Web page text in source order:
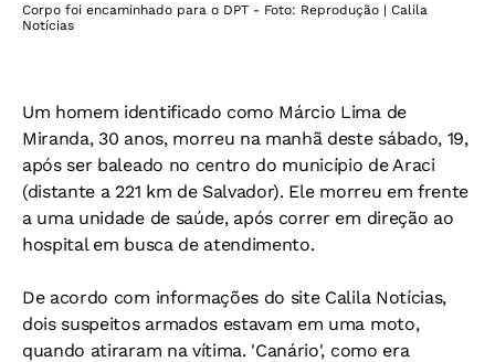
Corpo foi encaminhado para o DPT - Foto: Reprodução | Calila
Notícias
Um homem identificado como Márcio Lima de
Miranda, 30 anos, morreu na manhã deste sábado, 19,
após ser baleado no centro do município de Araci
(distante a 221 km de Salvador). Ele morreu em frente
a uma unidade de saúde, após correr em direção ao
hospital em busca de atendimento.
De acordo com informações do site Calila Notícias,
dois suspeitos armados estavam em uma moto,
quando atiraram na vítima. 'Canário', como era